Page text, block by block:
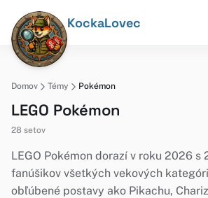
KockaLovec
Domov Témy Pokémon
LEGO Pokémon
28 setov
LEGO Pokémon dorazí v roku 2026 s
fanúšikov všetkých vekových
obľúbené postavy ako Pikachu,